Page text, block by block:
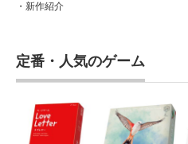
・新作紹介
定番・人気のゲーム